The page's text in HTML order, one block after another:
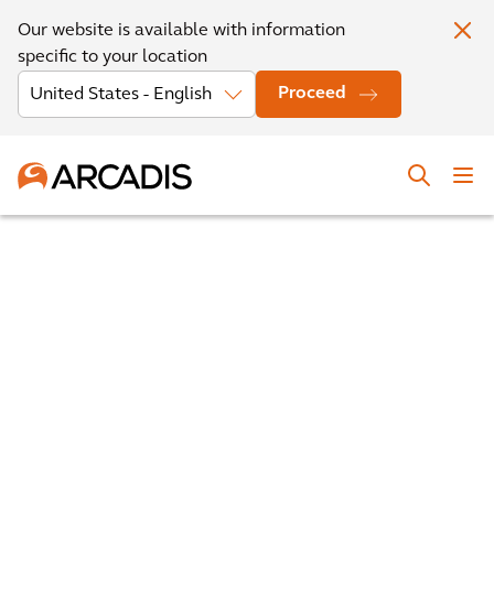
Our website is available with information
specific to your location
Proceed